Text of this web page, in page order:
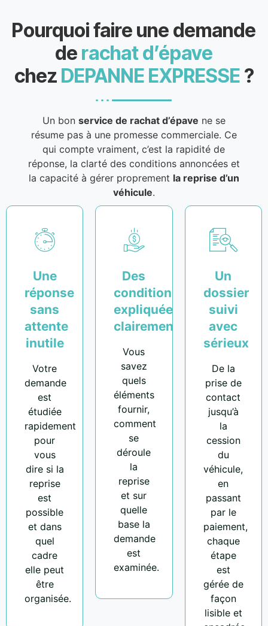
Pourquoi faire une demande
de rachat d’épave
chez DEPANNE EXPRESSE ?
Un bon service de rachat d’épave ne se
résume pas à une promesse commerciale. Ce
qui compte vraiment, c’est la rapidité de
réponse, la clarté des conditions annoncées et
la capacité à gérer proprement la reprise d’un
véhicule.
Une
réponse
sans
attente
inutile
Votre
demande
est
étudiée
rapidement
pour
vous
dire si la
reprise
est
possible
et dans
quel
cadre
elle peut
être
organisée.
Des
conditions
expliquées
clairement
Vous
savez
quels
éléments
fournir,
comment
se
déroule
la
reprise
et sur
quelle
base la
demande
est
examinée.
Un
dossier
suivi
avec
sérieux
De la
prise de
contact
jusqu’à
la
cession
du
véhicule,
en
passant
par le
paiement,
chaque
étape
est
gérée de
façon
lisible et